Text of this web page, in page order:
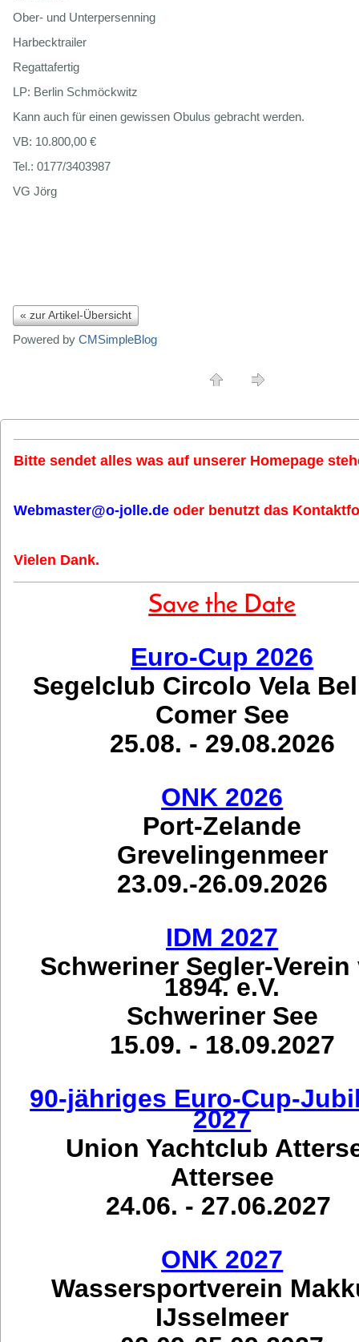
Ober- und Unterpersenning
Harbecktrailer
Regattafertig
LP: Berlin Schmöckwitz
Kann auch für einen gewissen Obulus gebracht werden.
VB: 10.800,00 €
Tel.: 0177/3403987
VG Jörg
« zur Artikel-Übersicht
Powered by CMSimpleBlog
Bitte sendet alles was auf unserer Homepage
Webmaster@o-jolle.de oder benutzt das
Vielen Dank.
Save the Date
Euro-Cup 2026
Segelclub Circolo Vela
Comer See
25.08. - 29.08.2026
ONK 2026
Port-Zelande
Grevelingenmeer
23.09.-26.09.2026
IDM 2027
Schweriner Segler-Verein
1894. e.V.
Schweriner See
15.09. - 18.09.2027
90-jähriges Euro-Cup-
2027
Union Yachtclub
Attersee
24.06. - 27.06.2027
ONK 2027
Wassersportverein
IJsselmeer